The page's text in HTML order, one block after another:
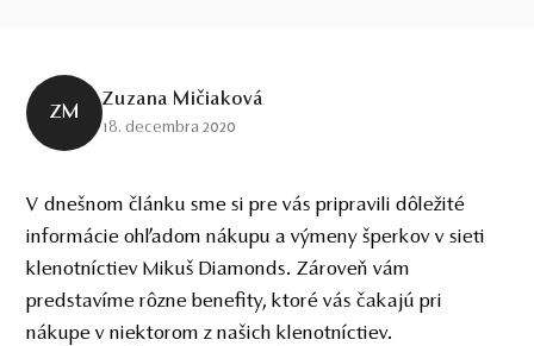
ZM
Zuzana Mičiaková
18. decembra 2020
V dnešnom článku sme si pre vás pripravili dôležité
informácie ohľadom nákupu a výmeny šperkov v sieti
klenotníctiev Mikuš Diamonds. Zároveň vám
predstavíme rôzne benefity, ktoré vás čakajú pri
nákupe v niektorom z našich klenotníctiev.